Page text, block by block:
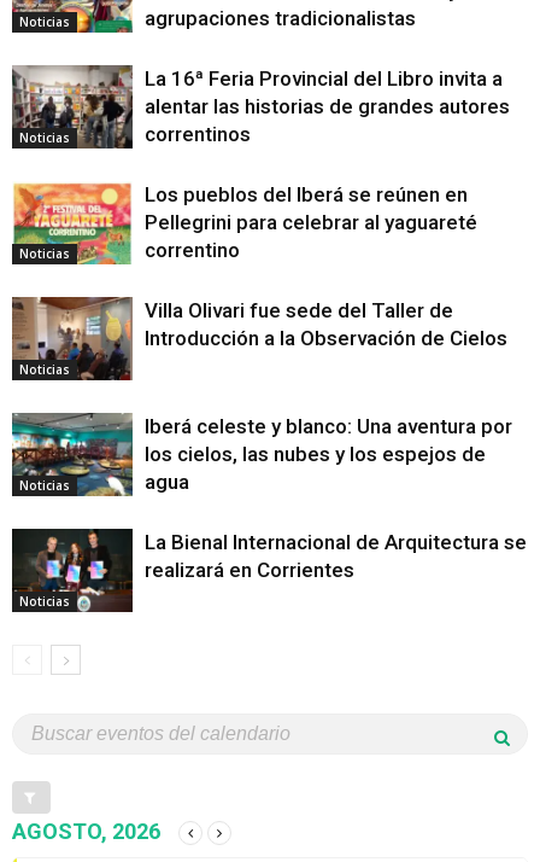
Noticias
agrupaciones tradicionalistas
Noticias
La 16ª Feria Provincial del Libro invita a
alentar las historias de grandes autores
correntinos
Noticias
Los pueblos del Iberá se reúnen en
Pellegrini para celebrar al yaguareté
correntino
Noticias
Villa Olivari fue sede del Taller de
Introducción a la Observación de Cielos
Noticias
Iberá celeste y blanco: Una aventura por
los cielos, las nubes y los espejos de
agua
Noticias
La Bienal Internacional de Arquitectura se
realizará en Corrientes
AGOSTO, 2026